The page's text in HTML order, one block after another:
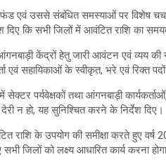
एवं उससे संबंधित समस्याओं पर विशेष
कि सभी जिलों में आवंटित राशि का
केंद्रों हेतु जारी आवंटन एवं व्यय की
एवं सहायिकाओं के स्वीकृत, भरे एवं रिक्त
पर्यवेक्षकों तथा आंगनबाड़ी
न हो, यह सुनिश्चित करने के निर्देश दिए।
राशि के उपयोग की समीक्षा करते हुए वर्ष
जिलों को लक्ष्य आधारित कार्य करना